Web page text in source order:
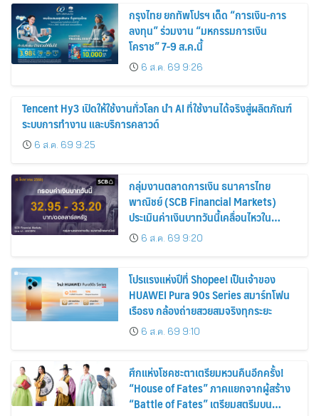
กรุงไทย ยกทัพโปรฯ เด็ด “การเงิน-การ
ลงทุน” ร่วมงาน “มหกรรมการเงิน
โคราช” 7-9 ส.ค.นี้
6 ส.ค. 69 9:26
Tencent Hy3 เปิดให้ใช้งานทั่วโลก นำ AI ที่ใช้งานได้จริงสู่ผลิตภัณฑ์
ระบบการทำงาน และบริการคลาวด์
6 ส.ค. 69 9:25
กลุ่มงานตลาดการเงิน ธนาคารไทย
พาณิชย์ (SCB Financial Markets)
ประเมินค่าเงินบาทวันนี้เคลื่อนไหวใน
กรอบ 32.95-33.20 บาท/ดอลลาร์
6 ส.ค. 69 9:20
โปรแรงแห่งปีที่ Shopee! เป็นเจ้าของ
HUAWEI Pura 90s Series สมาร์ทโฟน
เรือธง กล้องถ่ายสวยสมจริงทุกระยะ
6 ส.ค. 69 9:10
ศึกแห่งโชคชะตาเตรียมหวนคืนอีกครั้ง!
“House of Fates” ภาคแยกจากผู้สร้าง
“Battle of Fates” เตรียมสตรีมบน